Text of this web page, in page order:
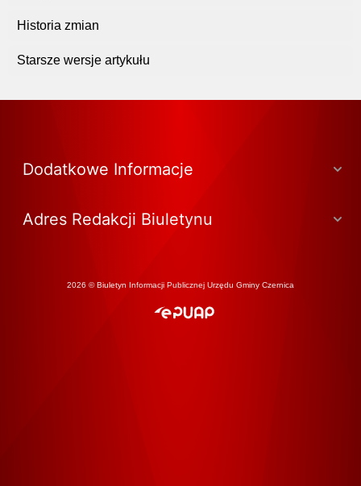
Historia zmian
Starsze wersje artykułu
Dodatkowe Informacje
Adres Redakcji Biuletynu
2026 © Biuletyn Informacji Publicznej Urzędu Gminy Czernica